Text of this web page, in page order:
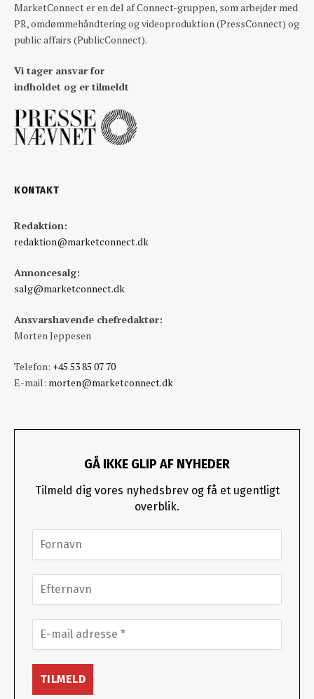
MarketConnect er en del af Connect-gruppen, som arbejder med
PR, omdømmehåndtering og videoproduktion (PressConnect) og
public affairs (PublicConnect).
Vi tager ansvar for
indholdet og er tilmeldt
KONTAKT
Redaktion:
redaktion@marketconnect.dk
Annoncesalg:
salg@marketconnect.dk
Ansvarshavende chefredaktør:
Morten Jeppesen
Telefon: +45 53 85 07 70
E-mail: morten@marketconnect.dk
GÅ IKKE GLIP AF NYHEDER
Tilmeld dig vores nyhedsbrev og få et ugentligt
overblik.